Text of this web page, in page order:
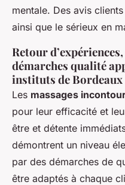
mentale. Des avis
ainsi que le sérieux en
Retour
démarches qualité
instituts de Bordeaux
Les massages
pour leur efficacité et
être et détente
démontrent un niveau
par des démarches de
être adaptés à chaque